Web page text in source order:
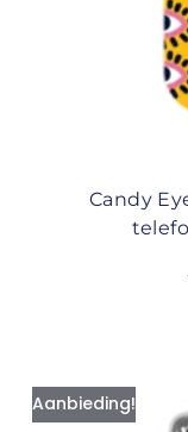
Candy
Aanbieding!